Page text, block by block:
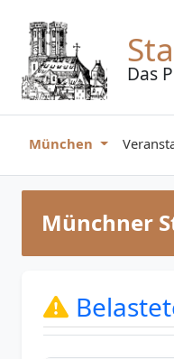
Das
München
Münchner